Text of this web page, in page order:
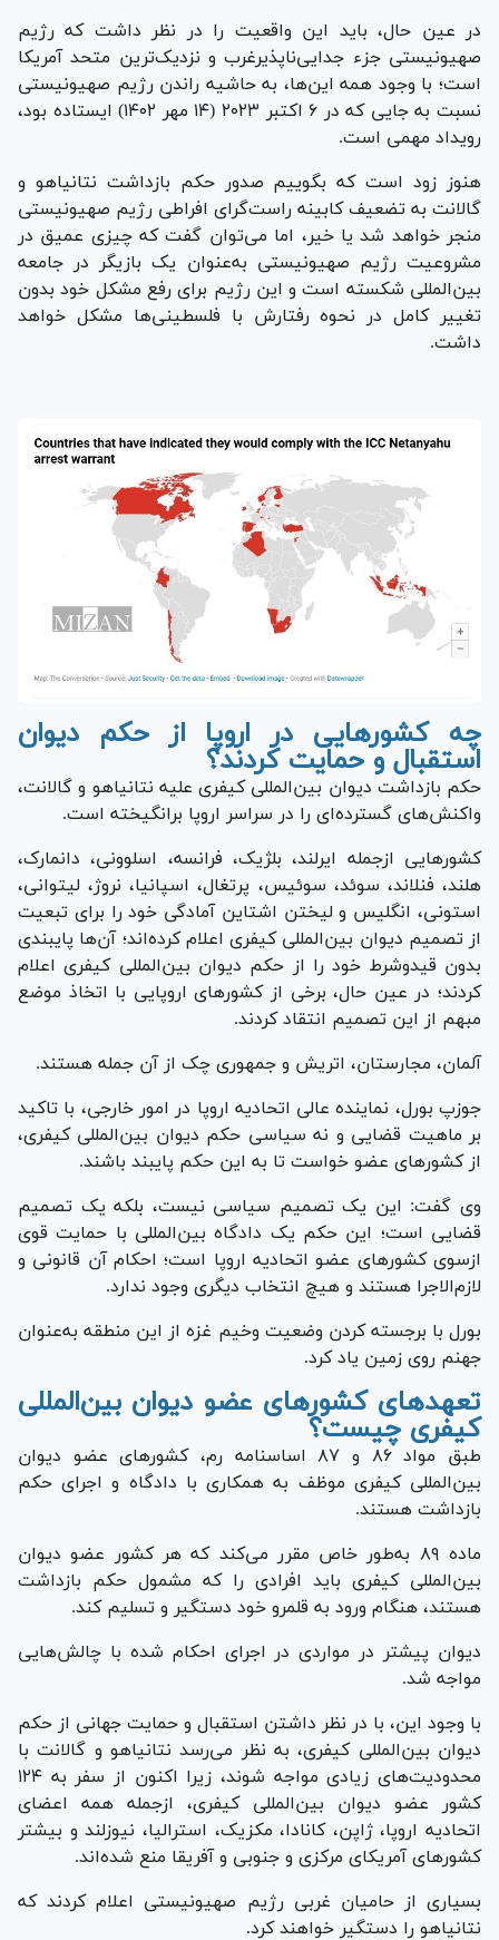
در عین حال، باید این واقعیت را در نظر داشت که رژیم
صهیونیستی جزء جدایی‌ناپذیرغرب و نزدیک‌ترین متحد آمریکا
است؛ با وجود همه این‌ها، به حاشیه راندن رژیم صهیونیستی
نسبت به جایی که در ۶ اکتبر ۲۰۲۳ (۱۴ مهر ۱۴۰۲) ایستاده بود،
رویداد مهمی است.
هنوز زود است که بگوییم صدور حکم بازداشت نتانیاهو و
گالانت به تضعیف کابینه راست‌گرای افراطی رژیم صهیونیستی
منجر خواهد شد یا خیر، اما می‌توان گفت که چیزی عمیق در
مشروعیت رژیم صهیونیستی به‌عنوان یک بازیگر در جامعه
بین‌المللی شکسته است و این رژیم برای رفع مشکل خود بدون
تغییر کامل در نحوه رفتارش با فلسطینی‌ها مشکل خواهد
داشت.
چه کشور‌هایی در اروپا از حکم دیوان
استقبال و حمایت کردند؟
حکم بازداشت دیوان بین‌المللی کیفری علیه نتانیاهو و گالانت،
واکنش‌های گسترده‌ای را در سراسر اروپا برانگیخته است.
کشور‌هایی ازجمله ایرلند، بلژیک، فرانسه، اسلوونی، دانمارک،
هلند، فنلاند، سوئد، سوئیس، پرتغال، اسپانیا، نروژ، لیتوانی،
استونی، انگلیس و لیختن اشتاین آمادگی خود را برای تبعیت
از تصمیم دیوان بین‌المللی کیفری اعلام کرده‌اند؛ آن‌ها پایبندی
بدون قیدوشرط خود را از حکم دیوان بین‌المللی کیفری اعلام
کردند؛ در عین حال، برخی از کشور‌های اروپایی با اتخاذ موضع
مبهم از این تصمیم انتقاد کردند.
آلمان، مجارستان، اتریش و جمهوری چک از آن جمله هستند.
جوزپ بورل، نماینده عالی اتحادیه اروپا در امور خارجی، با تاکید
بر ماهیت قضایی و نه سیاسی حکم دیوان بین‌المللی کیفری،
از کشور‌های عضو خواست تا به این حکم پایبند باشند.
وی گفت: این یک تصمیم سیاسی نیست، بلکه یک تصمیم
قضایی است؛ این حکم یک دادگاه بین‌المللی با حمایت قوی
ازسوی کشور‌های عضو اتحادیه اروپا است؛ احکام آن قانونی و
لازم‌الاجرا هستند و هیچ انتخاب دیگری وجود ندارد.
بورل با برجسته کردن وضعیت وخیم غزه از این منطقه به‌عنوان
جهنم روی زمین یاد کرد.
تعهد‌های کشور‌های عضو دیوان بین‌المللی
کیفری چیست؟
طبق مواد ۸۶ و ۸۷ اساسنامه رم، کشور‌های عضو دیوان
بین‌المللی کیفری موظف به همکاری با دادگاه و اجرای حکم
بازداشت هستند.
ماده ۸۹ به‌طور خاص مقرر می‌کند که هر کشور عضو دیوان
بین‌المللی کیفری باید افرادی را که مشمول حکم بازداشت
هستند، هنگام ورود به قلمرو خود دستگیر و تسلیم کند.
دیوان پیشتر در مواردی در اجرای احکام شده با چالش‌هایی
مواجه شد.
با وجود این، با در نظر داشتن استقبال و حمایت جهانی از حکم
دیوان بین‌المللی کیفری، به نظر می‌رسد نتانیاهو و گالانت با
محدودیت‌های زیادی مواجه شوند، زیرا اکنون از سفر به ۱۲۴
کشور عضو دیوان بین‌المللی کیفری، ازجمله همه اعضای
اتحادیه اروپا، ژاپن، کانادا، مکزیک، استرالیا، نیوزلند و بیشتر
کشور‌های آمریکای مرکزی و جنوبی و آفریقا منع شده‌اند.
بسیاری از حامیان غربی رژیم صهیونیستی اعلام کردند که
نتانیاهو را دستگیر خواهند کرد.